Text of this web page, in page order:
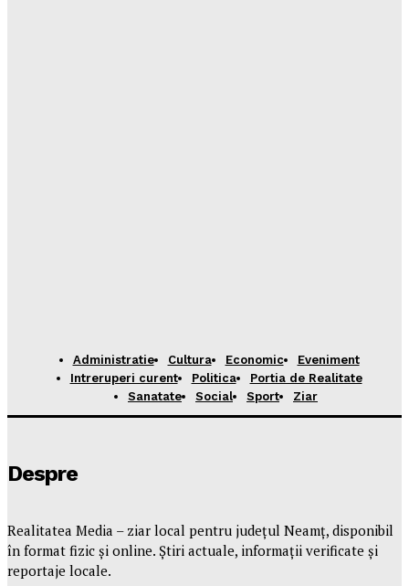
Administratie Cultura Economic
Eveniment
Intreruperi curent
Politica
Portia de Realitate
Sanatate
Social Sport Ziar
Despre
Realitatea Media – ziar local pentru județul Neamț, disponibil
în format fizic și online. Știri actuale, informații verificate și
reportaje locale.